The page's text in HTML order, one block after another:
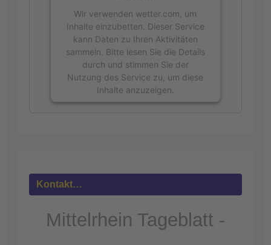
Wir verwenden wetter.com, um
Inhalte einzubetten. Dieser Service
kann Daten zu Ihren Aktivitäten
sammeln. Bitte lesen Sie die Details
durch und stimmen Sie der
Nutzung des Service zu, um diese
Inhalte anzuzeigen.
powered byUsercentrics Consent
Management Platform
Kontakt…
Mittelrhein Tageblatt -